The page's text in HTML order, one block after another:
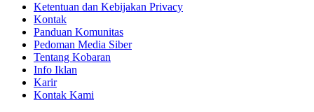
Ketentuan dan Kebijakan Privacy
Kontak
Panduan Komunitas
Pedoman Media Siber
Tentang Kobaran
Info Iklan
Karir
Kontak Kami